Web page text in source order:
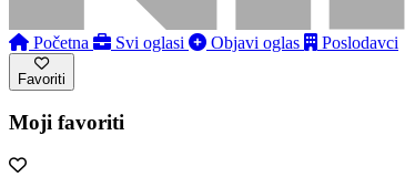
Početna Svi oglasi Objavi oglas Poslodavci
Favoriti
Moji favoriti